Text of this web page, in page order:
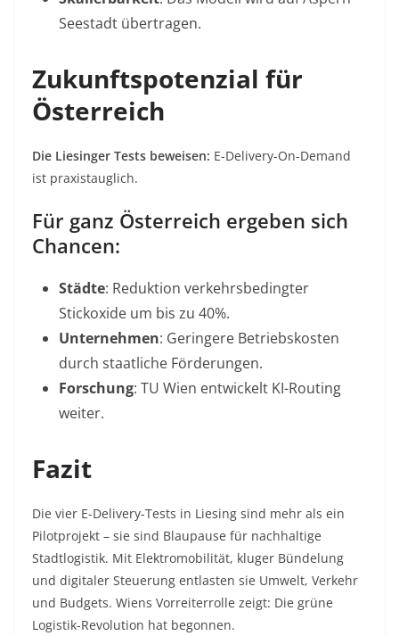
Seestadt übertragen.
Zukunftspotenzial für
Österreich
Die Liesinger Tests beweisen: E-Delivery-On-Demand
ist praxistauglich.
Für ganz Österreich ergeben sich
Chancen:
Städte: Reduktion verkehrsbedingter
Stickoxide um bis zu 40%.
Unternehmen: Geringere Betriebskosten
durch staatliche Förderungen.
Forschung: TU Wien entwickelt KI-Routing
weiter.
Fazit
Die vier E-Delivery-Tests in Liesing sind mehr als ein
Pilotprojekt – sie sind Blaupause für nachhaltige
Stadtlogistik. Mit Elektromobilität, kluger Bündelung
und digitaler Steuerung entlasten sie Umwelt, Verkehr
und Budgets. Wiens Vorreiterrolle zeigt: Die grüne
Logistik-Revolution hat begonnen.